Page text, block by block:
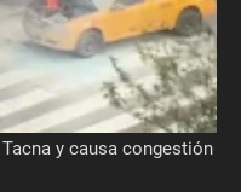
y causa congestión